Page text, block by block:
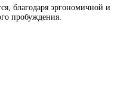
благодаря эргономичной и
пробуждения.